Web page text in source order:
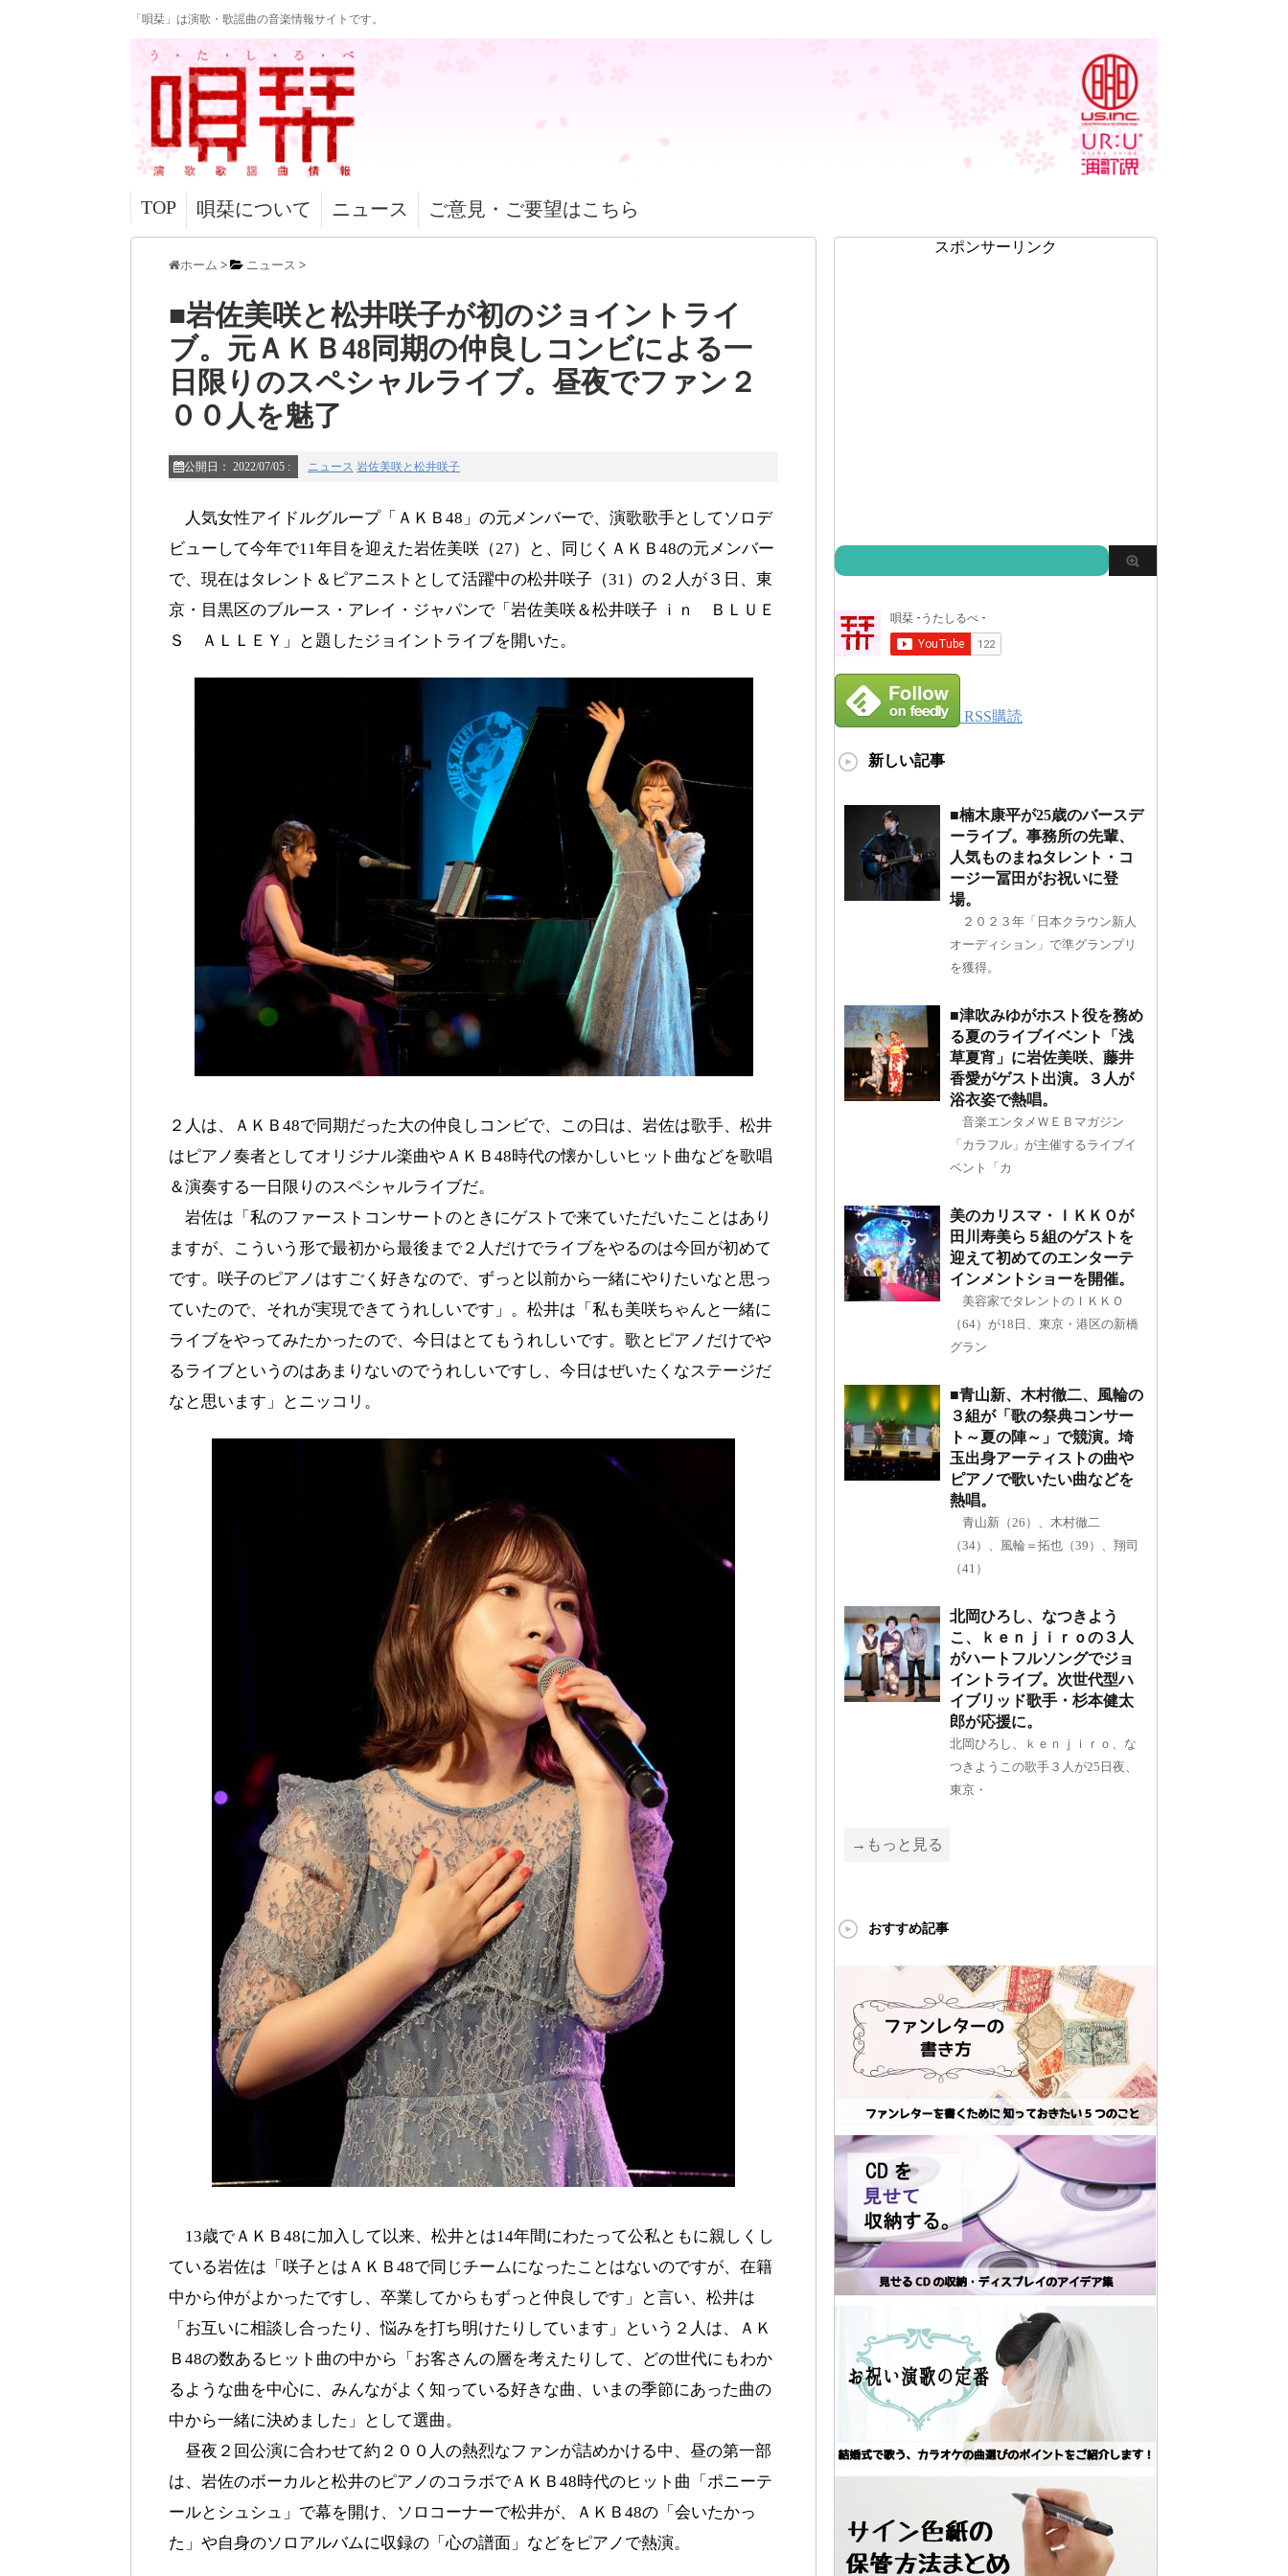
「唄栞」は演歌・歌謡曲の音楽情報サイトです。
TOP 唄栞について ニュース ご意見・ご要望はこちら
ホーム > ニュース >
■岩佐美咲と松井咲子が初のジョイントライ
ブ。元ＡＫＢ48同期の仲良しコンビによる一
日限りのスペシャルライブ。昼夜でファン２
００人を魅了
公開日： 2022/07/05 : ニュース 岩佐美咲と松井咲子
人気女性アイドルグループ「ＡＫＢ48」の元メンバーで、演歌歌手としてソロデ
ビューして今年で11年目を迎えた岩佐美咲（27）と、同じくＡＫＢ48の元メンバー
で、現在はタレント＆ピアニストとして活躍中の松井咲子（31）の２人が３日、東
京・目黒区のブルース・アレイ・ジャパンで「岩佐美咲＆松井咲子 ｉｎ ＢＬＵＥ
Ｓ ＡＬＬＥＹ」と題したジョイントライブを開いた。
２人は、ＡＫＢ48で同期だった大の仲良しコンビで、この日は、岩佐は歌手、松井
はピアノ奏者としてオリジナル楽曲やＡＫＢ48時代の懐かしいヒット曲などを歌唱
＆演奏する一日限りのスペシャルライブだ。
岩佐は「私のファーストコンサートのときにゲストで来ていただいたことはあり
ますが、こういう形で最初から最後まで２人だけでライブをやるのは今回が初めて
です。咲子のピアノはすごく好きなので、ずっと以前から一緒にやりたいなと思っ
ていたので、それが実現できてうれしいです」。松井は「私も美咲ちゃんと一緒に
ライブをやってみたかったので、今日はとてもうれしいです。歌とピアノだけでや
るライブというのはあまりないのでうれしいですし、今日はぜいたくなステージだ
なと思います」とニッコリ。
13歳でＡＫＢ48に加入して以来、松井とは14年間にわたって公私ともに親しくし
ている岩佐は「咲子とはＡＫＢ48で同じチームになったことはないのですが、在籍
中から仲がよかったですし、卒業してからもずっと仲良しです」と言い、松井は
「お互いに相談し合ったり、悩みを打ち明けたりしています」という２人は、ＡＫ
Ｂ48の数あるヒット曲の中から「お客さんの層を考えたりして、どの世代にもわか
るような曲を中心に、みんながよく知っている好きな曲、いまの季節にあった曲の
中から一緒に決めました」として選曲。
昼夜２回公演に合わせて約２００人の熱烈なファンが詰めかける中、昼の第一部
は、岩佐のボーカルと松井のピアノのコラボでＡＫＢ48時代のヒット曲「ポニーテ
ールとシュシュ」で幕を開け、ソロコーナーで松井が、ＡＫＢ48の「会いたかっ
た」や自身のソロアルバムに収録の「心の譜面」などをピアノで熱演。
スポンサーリンク
RSS購読
新しい記事
■楠木康平が25歳のバースデ
ーライブ。事務所の先輩、
人気ものまねタレント・コ
ージー冨田がお祝いに登
場。
２０２３年「日本クラウン新人
オーディション」で準グランプリ
を獲得。
■津吹みゆがホスト役を務め
る夏のライブイベント「浅
草夏宵」に岩佐美咲、藤井
香愛がゲスト出演。３人が
浴衣姿で熱唱。
音楽エンタメＷＥＢマガジン
「カラフル」が主催するライブイ
ベント「カ
美のカリスマ・ＩＫＫＯが
田川寿美ら５組のゲストを
迎えて初めてのエンターテ
インメントショーを開催。
美容家でタレントのＩＫＫＯ
（64）が18日、東京・港区の新橋
グラン
■青山新、木村徹二、風輪の
３組が「歌の祭典コンサー
ト～夏の陣～」で競演。埼
玉出身アーティストの曲や
ピアノで歌いたい曲などを
熱唱。
青山新（26）、木村徹二
（34）、風輪＝拓也（39）、翔司
（41）
北岡ひろし、なつきよう
こ、ｋｅｎｊｉｒｏの３人
がハートフルソングでジョ
イントライブ。次世代型ハ
イブリッド歌手・杉本健太
郎が応援に。
北岡ひろし、ｋｅｎｊｉｒｏ、な
つきようこの歌手３人が25日夜、
東京・
→もっと見る
おすすめ記事